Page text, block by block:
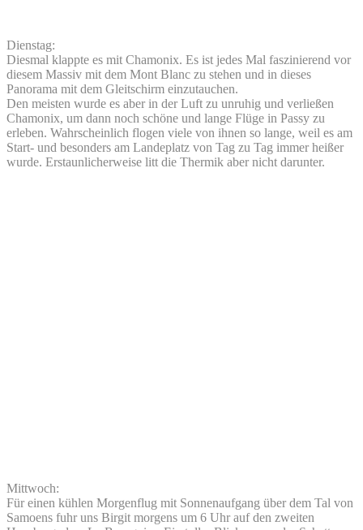
Dienstag:
Diesmal klappte es mit Chamonix. Es ist jedes Mal faszinierend vor
diesem Massiv mit dem Mont Blanc zu stehen und in dieses
Panorama mit dem Gleitschirm einzutauchen.
Den meisten wurde es aber in der Luft zu unruhig und verließen
Chamonix, um dann noch schöne und lange Flüge in Passy zu
erleben. Wahrscheinlich flogen viele von ihnen so lange, weil es am
Start- und besonders am Landeplatz von Tag zu Tag immer heißer
wurde. Erstaunlicherweise litt die Thermik aber nicht darunter.
Mittwoch:
Für einen kühlen Morgenflug mit Sonnenaufgang über dem Tal von
Samoens fuhr uns Birgit morgens um 6 Uhr auf den zweiten